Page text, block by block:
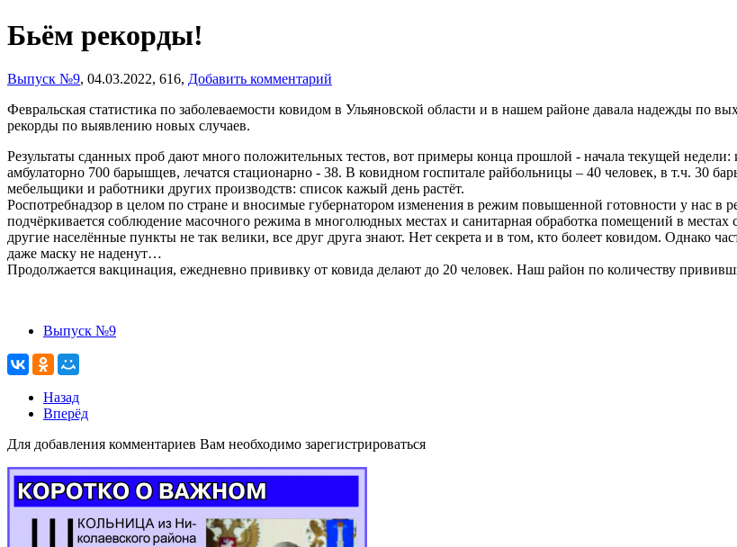
Бьём рекорды!
Выпуск №9, 04.03.2022, 616, Добавить комментарий
Февральская статистика по заболеваемости ковидом в Ульяновской области и в нашем районе давала надежды по
рекорды по выявлению новых случаев.
Результаты сданных проб дают много положительных тестов, вот примеры конца прошлой - начала текущей
амбулаторно 700 барышцев, лечатся стационарно - 38. В ковидном госпитале райбольницы – 40 человек, в т.ч. 30
мебельщики и работники других производств: список кажый день растёт.
Роспотребнадзор в целом по стране и вносимые губернатором изменения в режим повышенной готовности у нас в
подчёркивается соблюдение масочного режима в многолюдных местах и санитарная обработка помещений в
другие населённые пункты не так велики, все друг друга знают. Нет секрета и в том, кто болеет ковидом. Однако
даже маску не наденут…
Продолжается вакцинация, ежедневно прививку от ковида делают до 20 человек. Наш район по количеству
Выпуск №9
Назад
Вперёд
Для добавления комментариев Вам необходимо зарегистрироваться